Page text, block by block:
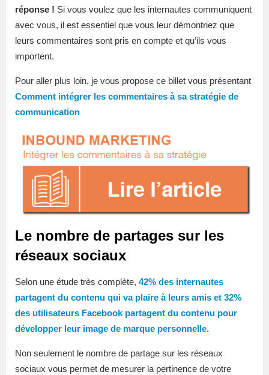
réponse ! Si vous voulez que les internautes communiquent
avec vous, il est essentiel que vous leur démontriez que
leurs commentaires sont pris en compte et qu’ils vous
importent.
Pour aller plus loin, je vous propose ce billet vous présentant
Comment intégrer les commentaires à sa stratégie de
communication
Le nombre de partages sur les
réseaux sociaux
Selon une étude très complète, 42% des internautes
partagent du contenu qui va plaire à leurs amis et 32%
des utilisateurs Facebook partagent du contenu pour
développer leur image de marque personnelle.
Non seulement le nombre de partage sur les réseaux
sociaux vous permet de mesurer la pertinence de votre